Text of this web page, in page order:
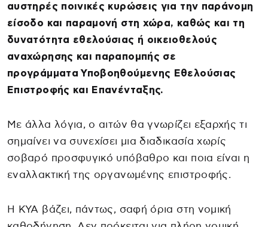
αυστηρές ποινικές κυρώσεις για την παράνομη
είσοδο και παραμονή στη χώρα, καθώς και τη
δυνατότητα εθελούσιας ή οικειοθελούς
αναχώρησης και παραπομπής σε
προγράμματα Υποβοηθούμενης Εθελούσιας
Επιστροφής και Επανένταξης.
Με άλλα λόγια, ο αιτών θα γνωρίζει εξαρχής τι
σημαίνει να συνεχίσει μια διαδικασία χωρίς
σοβαρό προσφυγικό υπόβαθρο και ποια είναι η
εναλλακτική της οργανωμένης επιστροφής.
Η ΚΥΑ βάζει, πάντως, σαφή όρια στη νομική